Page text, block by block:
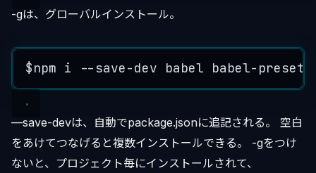
-gは、グローバルインストール。
$npm i -- save-dev babel babel- preset
—save-devは、自動でpackage.jsonに追記される。 空白
をあけてつなげると複数インストールできる。 -gをつけ
ないと、プロジェクト毎にインストールされて、